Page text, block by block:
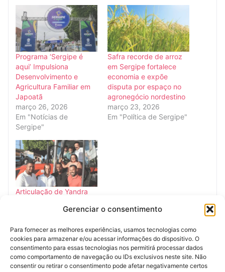
Gerenciar o consentimento
Para fornecer as melhores experiências, usamos tecnologias como
cookies para armazenar e/ou acessar informações do dispositivo. O
consentimento para essas tecnologias nos permitirá processar dados
como comportamento de navegação ou IDs exclusivos neste site. Não
consentir ou retirar o consentimento pode afetar negativamente certos
Programa ‘Sergipe é
aqui’ Impulsiona
Desenvolvimento e
Agricultura Familiar em
Japoatã
março 26, 2026
Em "Notícias de
Sergipe"
Safra recorde de arroz
em Sergipe fortalece
economia e expõe
disputa por espaço no
agronegócio nordestino
março 23, 2026
Em "Política de Sergipe"
Articulação de Yandra
Agricultura Familiar em
General Maynard com
Maquinário Agrícola
março 7, 2026
Em "Notícias de